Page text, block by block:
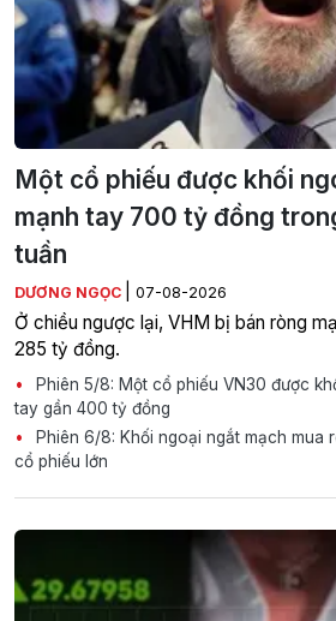
Một cổ phiếu được khối
mạnh tay 700 tỷ đồng
tuần
DƯƠNG NGỌC 07-08-2026
Ở chiều ngược lại, VHM bị bán ròng
285 tỷ đồng.
Phiên 5/8: Một cổ phiếu VN30 được
tay gần 400 tỷ đồng
Phiên 6/8: Khối ngoại ngắt mạch mua
cổ phiếu lớn